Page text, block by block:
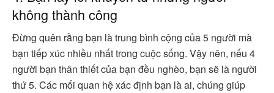
không thành công
Đừng quên rằng bạn là trung bình cộng của 5 người mà
bạn tiếp xúc nhiều nhất trong cuộc sống. Vậy nên, nếu 4
người bạn thân thiết của bạn đều nghèo, bạn sẽ là người
thứ 5. Các mối quan hệ xác định bạn là ai, chúng giúp